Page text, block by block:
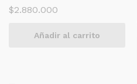
$2.880.000
Añadir al carrito